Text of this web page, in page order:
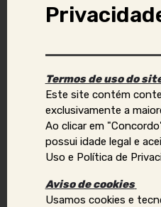
Se você identificar golpes,
ou quiser reportar violações
indevido de imagens ou
e-mail, nomes, endereços,
possamos analisar a
Termos de uso do
Este site contém
exclusivamente a
Ao clicar em
possui idade legal e
Uso e Política de
Aviso de cookies
Usamos cookies e